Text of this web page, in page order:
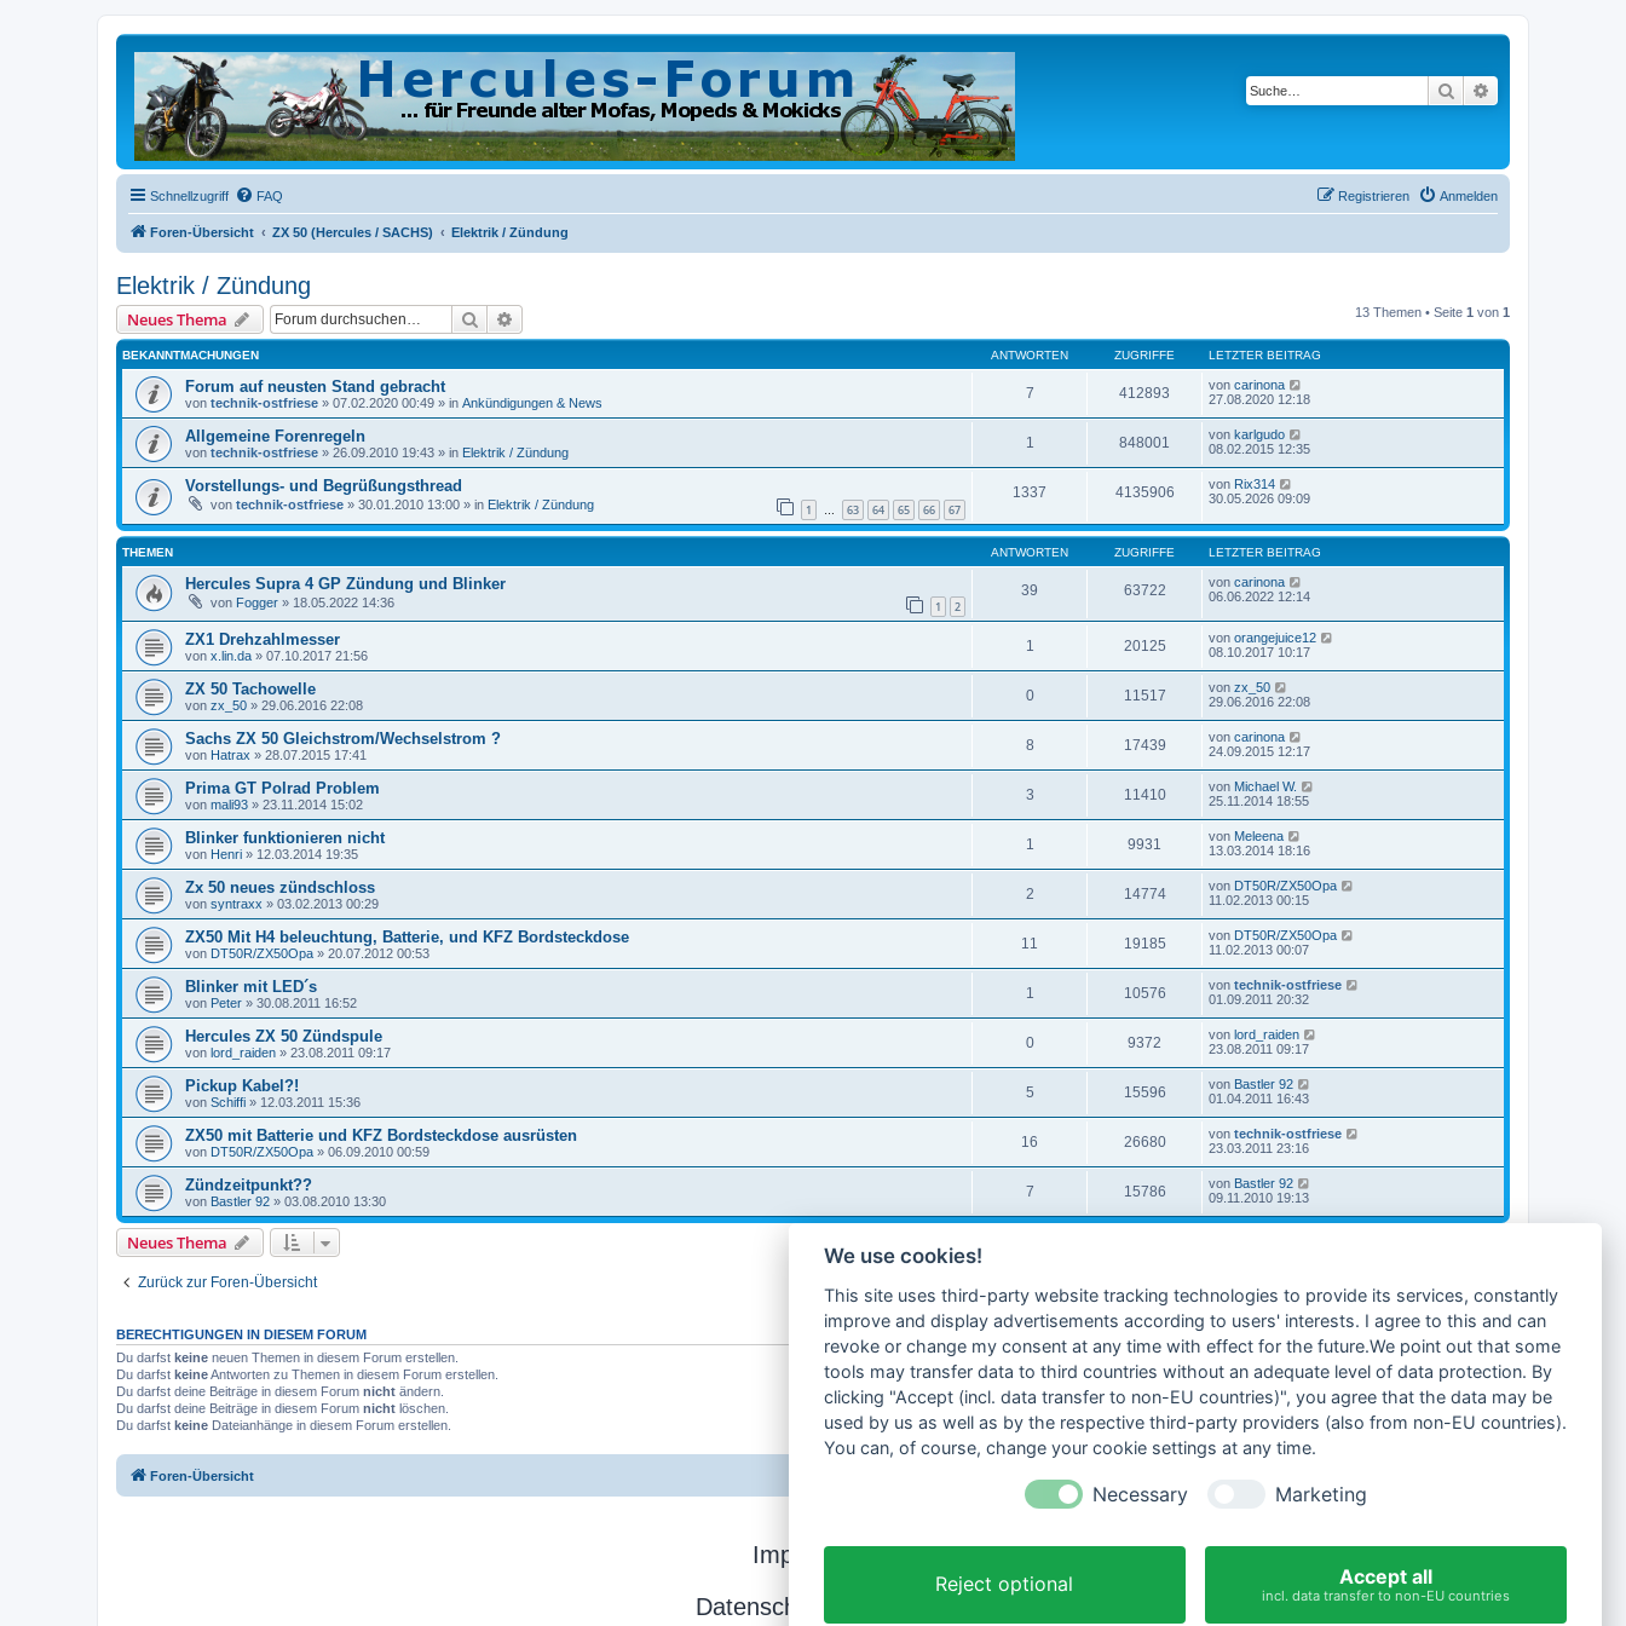
Suche
Schnellzugriff FAQ Anmelden
Registrieren
Foren-Übersicht ZX 50 (Hercules / SACHS) Elektrik / Zündung
Elektrik / Zündung
Neues Thema Suche 13 Themen • Seite 1 von 1
BEKANNTMACHUNGEN ANTWORTEN ZUGRIFFE LETZTER BEITRAG
Forum auf neusten Stand gebracht
von technik-ostfriese » 07.02.2020 00:49 » in Ankündigungen & News
7 412893 von carinona
27.08.2020 12:18
Allgemeine Forenregeln
von technik-ostfriese » 26.09.2010 19:43 » in Elektrik / Zündung
1 848001 von karlgudo
08.02.2015 12:35
Vorstellungs- und Begrüßungsthread
von technik-ostfriese » 30.01.2010 13:00 » in Elektrik / Zündung 1 … 63 64 65 66 67
1337 4135906 von Rix314
30.05.2026 09:09
THEMEN ANTWORTEN ZUGRIFFE LETZTER BEITRAG
Hercules Supra 4 GP Zündung und Blinker
von Fogger » 18.05.2022 14:36 1 2
39 63722 von carinona
06.06.2022 12:14
ZX1 Drehzahlmesser
von x.lin.da » 07.10.2017 21:56
1 20125 von orangejuice12
08.10.2017 10:17
ZX 50 Tachowelle
von zx_50 » 29.06.2016 22:08
0 11517 von zx_50
29.06.2016 22:08
Sachs ZX 50 Gleichstrom/Wechselstrom ?
von Hatrax » 28.07.2015 17:41
8 17439 von carinona
24.09.2015 12:17
Prima GT Polrad Problem
von mali93 » 23.11.2014 15:02
3 11410 von Michael W.
25.11.2014 18:55
Blinker funktionieren nicht
von Henri » 12.03.2014 19:35
1 9931 von Meleena
13.03.2014 18:16
Zx 50 neues zündschloss
von syntraxx » 03.02.2013 00:29
2 14774 von DT50R/ZX50Opa
11.02.2013 00:15
ZX50 Mit H4 beleuchtung, Batterie, und KFZ Bordsteckdose
von DT50R/ZX50Opa » 20.07.2012 00:53
11 19185 von DT50R/ZX50Opa
11.02.2013 00:07
Blinker mit LED´s
von Peter » 30.08.2011 16:52
1 10576 von technik-ostfriese
01.09.2011 20:32
Hercules ZX 50 Zündspule
von lord_raiden » 23.08.2011 09:17
0 9372 von lord_raiden
23.08.2011 09:17
Pickup Kabel?!
von Schiffi » 12.03.2011 15:36
5 15596 von Bastler 92
01.04.2011 16:43
ZX50 mit Batterie und KFZ Bordsteckdose ausrüsten
von DT50R/ZX50Opa » 06.09.2010 00:59
16 26680 von technik-ostfriese
23.03.2011 23:16
Zündzeitpunkt??
von Bastler 92 » 03.08.2010 13:30
7 15786 von Bastler 92
09.11.2010 19:13
Neues Thema
Zurück zur Foren-Übersicht
BERECHTIGUNGEN IN DIESEM FORUM
Du darfst keine neuen Themen in diesem Forum erstellen.
Du darfst keineAntworten zu Themen in diesem Forum erstellen.
Du darfst deine Beiträge in diesem Forum nicht ändern.
Du darfst deine Beiträge in diesem Forum nicht löschen.
Du darfst keine Dateianhänge in diesem Forum erstellen.
Foren-Übersicht
Impressum
Datenschutzerklärung
We use cookies!
This site uses third-party website tracking technologies to provide its services, constantly
improve and display advertisements according to users' interests. I agree to this and can
revoke or change my consent at any time with effect for the future.We point out that some
tools may transfer data to third countries without an adequate level of data protection. By
clicking "Accept (incl. data transfer to non-EU countries)", you agree that the data may be
used by us as well as by the respective third-party providers (also from non-EU countries).
You can, of course, change your cookie settings at any time.
Necessary Marketing
Reject optional Accept all
incl. data transfer to non-EU countries